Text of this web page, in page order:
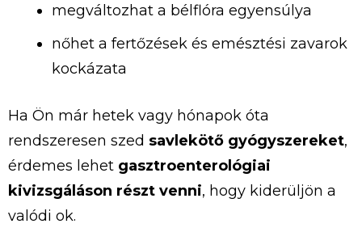
megváltozhat a bélflóra egyensúlya
nőhet a fertőzések és emésztési zavarok
kockázata
Ha Ön már hetek vagy hónapok óta
rendszeresen szed savlekötő gyógyszereket,
érdemes lehet gasztroenterológiai
kivizsgáláson részt venni, hogy kiderüljön a
valódi ok.